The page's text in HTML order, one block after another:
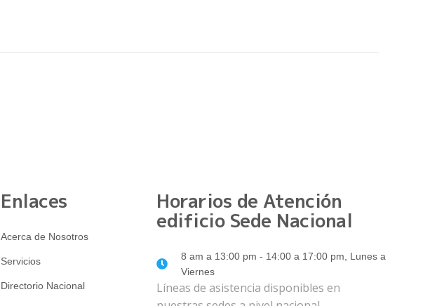
Enlaces
Acerca de Nosotros
Servicios
Directorio Nacional
Horarios de Atención
edificio Sede Nacional
8 am a 13:00 pm - 14:00 a 17:00 pm, Lunes a
Viernes
Líneas de asistencia disponibles en